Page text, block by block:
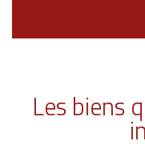
Les biens